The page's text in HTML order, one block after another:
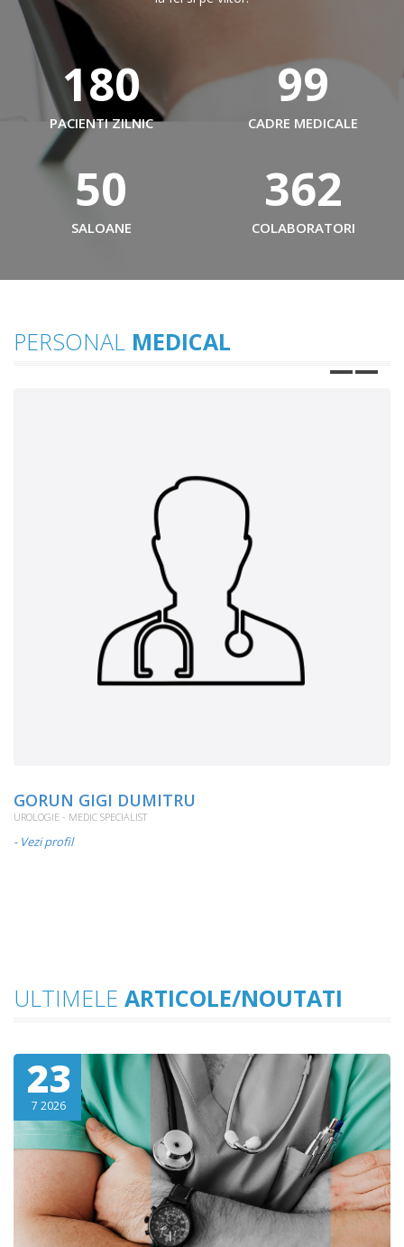
180
PACIENTI ZILNIC
99
CADRE MEDICALE
50
SALOANE
362
COLABORATORI
PERSONAL MEDICAL
GORUN GIGI DUMITRU
UROLOGIE - MEDIC SPECIALIST
- Vezi profil
ULTIMELE ARTICOLE/NOUTATI
23
7 2026